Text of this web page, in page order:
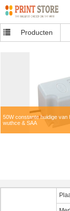
Producten
50W constante huidige van
wuthce & SAA